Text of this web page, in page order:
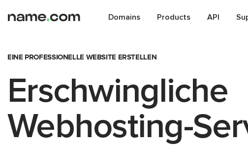
Domains Products API
EINE PROFESSIONELLE WEBSITE ERSTELLEN
Erschwingliche
Webhosting-